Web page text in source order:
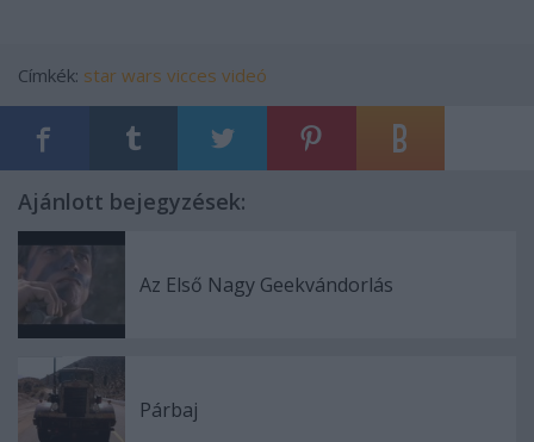
Címkék: star wars vicces videó
Ajánlott bejegyzések:
Az Első Nagy Geekvándorlás
Párbaj